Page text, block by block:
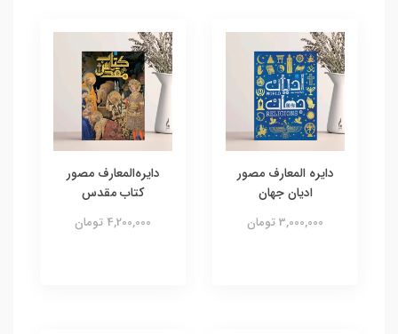
دایره المعارف مصور
ادیان جهان
3,000,000 تومان
دایره‌المعارف مصور
کتاب مقدس
4,200,000 تومان